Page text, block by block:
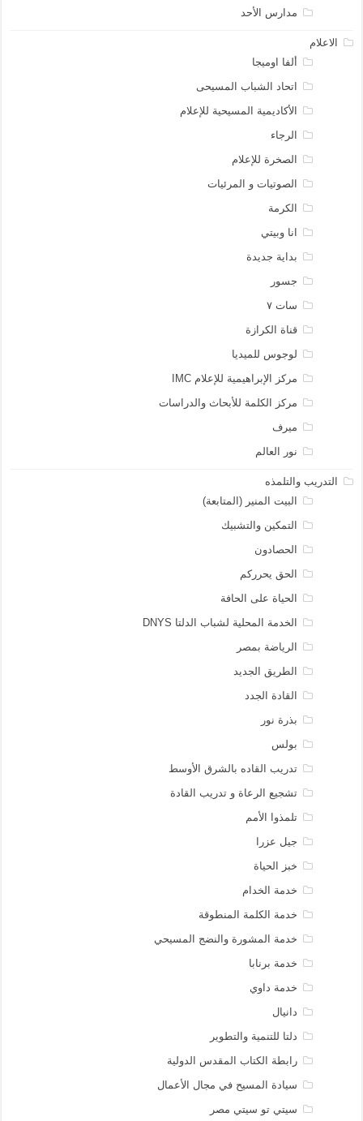
مدارس الأحد
الاعلام
ألفا اوميجا
اتحاد الشباب المسيحى
الأكاديمية المسيحية للإعلام
الرجاء
الصخرة للإعلام
الصوتيات و المرئيات
الكرمة
انا وبيتي
بداية جديدة
جسور
سات ٧
قناة الكرازة
لوجوس للميديا
مركز الإبراهيمية للإعلام IMC
مركز الكلمة للأبحاث والدراسات
ميرف
نور العالم
التدريب والتلمذه
البيت المنير (المتابعة)
التمكين والتشبيك
الحصادون
الحق يحرركم
الحياة على الحافة
الخدمة المحلية لشباب الدلتا DNYS
الرياضة بمصر
الطريق الجديد
القادة الجدد
بذرة نور
بولس
تدريب القاده بالشرق الأوسط
تشجيع الرعاة و تدريب القادة
تلمذوا الأمم
جيل عزرا
خبز الحياة
خدمة الخدام
خدمة الكلمة المنطوقة
خدمة المشورة والنضج المسيحي
خدمة برنابا
خدمة داوي
دانيال
دلتا للتنمية والتطوير
رابطة الكتاب المقدس الدولية
سيادة المسيح في مجال الأعمال
سيتي تو سيتي مصر